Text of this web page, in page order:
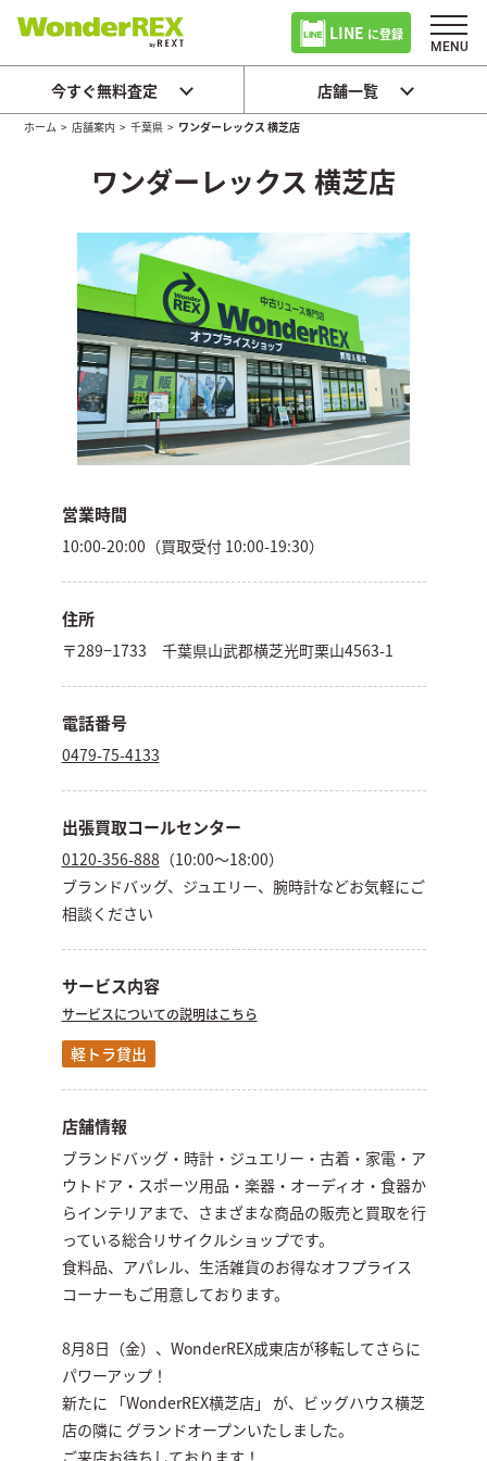
LINE に登録
今すぐ無料査定 店舗一覧
ホーム >店舗案内 >千葉県 > ワンダーレックス 横芝店
ワンダーレックス 横芝店
営業時間
10:00-20:00（買取受付 10:00-19:30）
住所
〒289−1733 千葉県山武郡横芝光町栗山4563-1
電話番号
0479-75-4133
出張買取コールセンター
0120-356-888 （10:00～18:00）
ブランドバッグ、ジュエリー、腕時計などお気軽にご
相談ください
サービス内容
サービスについての説明はこちら
軽トラ貸出
店舗情報
ブランドバッグ・時計・ジュエリー・古着・家電・ア
ウトドア・スポーツ用品・楽器・オーディオ・食器か
らインテリアまで、さまざまな商品の販売と買取を行
っている総合リサイクルショップです。
食料品、アパレル、生活雑貨のお得なオフプライス
コーナーもご用意しております。
8月8日（金）、WonderREX成東店が移転してさらに
パワーアップ！
新たに 「WonderREX横芝店」 が、ビッグハウス横芝
店の隣に グランドオープンいたしました。
ご来店お待ちしております！